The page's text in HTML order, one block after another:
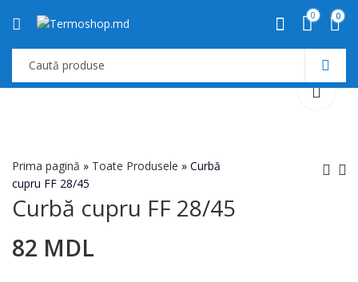
0 0
Prima pagină » Toate Produsele » Curbă
cupru FF 28/45
Curbă cupru FF 28/45Curbă cupru FF 22/45
82 MDL